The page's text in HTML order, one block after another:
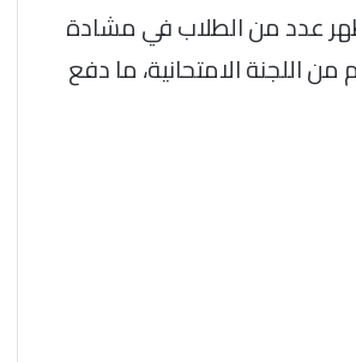
عدد من الطلاب في مشادة
اللجنة الامتحانية، ما دفع